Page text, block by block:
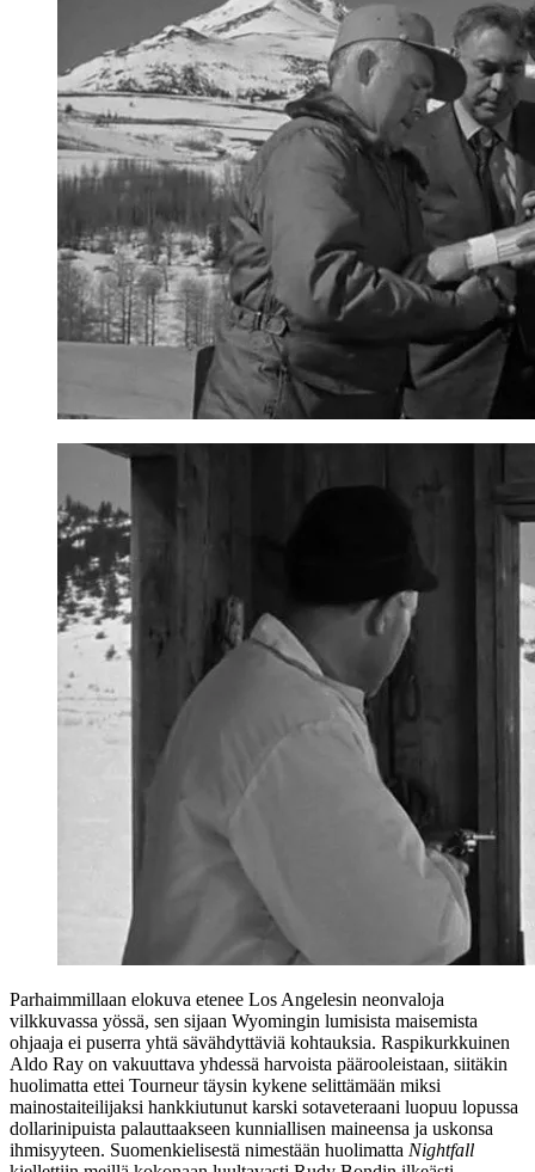
Parhaimmillaan elokuva etenee Los Angelesin neonvaloja
vilkkuvassa yössä, sen sijaan Wyomingin lumisista maisemista
ohjaaja ei puserra yhtä sävähdyttäviä kohtauksia. Raspikurkkuinen
Aldo Ray on vakuuttava yhdessä harvoista päärooleistaan, siitäkin
huolimatta ettei Tourneur täysin kykene selittämään miksi
mainostaiteilijaksi hankkiutunut karski sotaveteraani luopuu lopussa
dollarinipuista palauttaakseen kunniallisen maineensa ja uskonsa
ihmisyyteen. Suomenkielisestä nimestään huolimatta Nightfall